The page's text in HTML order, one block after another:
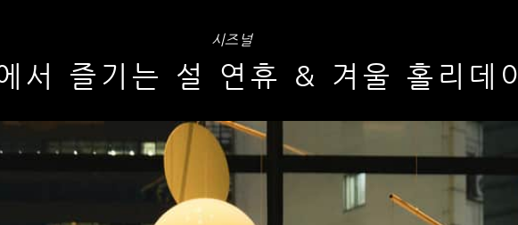
시즈널
서 즐기는 설 연휴 & 겨울 홀리데이